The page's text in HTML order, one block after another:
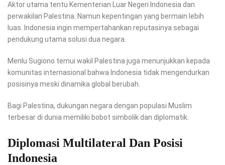
Aktor utama tentu Kementerian Luar Negeri Indonesia dan
perwakilan Palestina. Namun kepentingan yang bermain lebih
luas. Indonesia ingin mempertahankan reputasinya sebagai
pendukung utama solusi dua negara.
Menlu Sugiono temui wakil Palestina juga menunjukkan kepada
komunitas internasional bahwa Indonesia tidak mengendurkan
posisinya meski dinamika global berubah.
Bagi Palestina, dukungan negara dengan populasi Muslim
terbesar di dunia memiliki bobot simbolik dan diplomatik.
Diplomasi Multilateral Dan Posisi
Indonesia